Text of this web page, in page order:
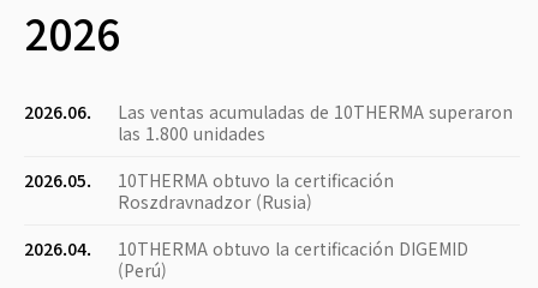
2026
2026.06.
Las ventas acumuladas de 10THERMA superaron
las 1.800 unidades
2026.05.
10THERMA obtuvo la certificación
Roszdravnadzor (Rusia)
2026.04.
10THERMA obtuvo la certificación DIGEMID
(Perú)